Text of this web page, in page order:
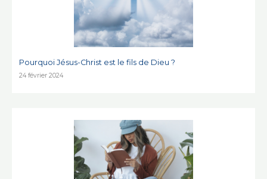
Pourquoi Jésus-Christ est le fils de Dieu ?
24 février 2024